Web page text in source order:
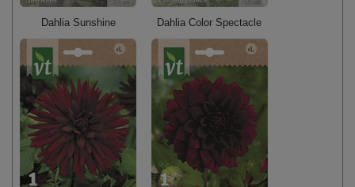
Dahlia Sunshine Dahlia Color Spectacle